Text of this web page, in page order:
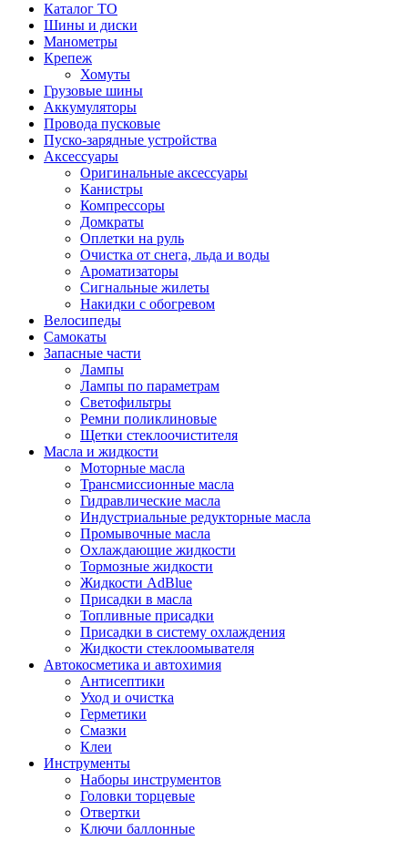
Каталог ТО
Шины и диски
Манометры
Крепеж
Хомуты
Грузовые шины
Аккумуляторы
Провода пусковые
Пуско-зарядные устройства
Аксессуары
Оригинальные аксессуары
Канистры
Компрессоры
Домкраты
Оплетки на руль
Очистка от снега, льда и воды
Ароматизаторы
Сигнальные жилеты
Накидки с обогревом
Велосипеды
Самокаты
Запасные части
Лампы
Лампы по параметрам
Светофильтры
Ремни поликлиновые
Щетки стеклоочистителя
Масла и жидкости
Моторные масла
Трансмиссионные масла
Гидравлические масла
Индустриальные редукторные масла
Промывочные масла
Охлаждающие жидкости
Тормозные жидкости
Жидкости AdBlue
Присадки в масла
Топливные присадки
Присадки в систему охлаждения
Жидкости стеклоомывателя
Автокосметика и автохимия
Антисептики
Уход и очистка
Герметики
Смазки
Клеи
Инструменты
Наборы инструментов
Головки торцевые
Отвертки
Ключи баллонные